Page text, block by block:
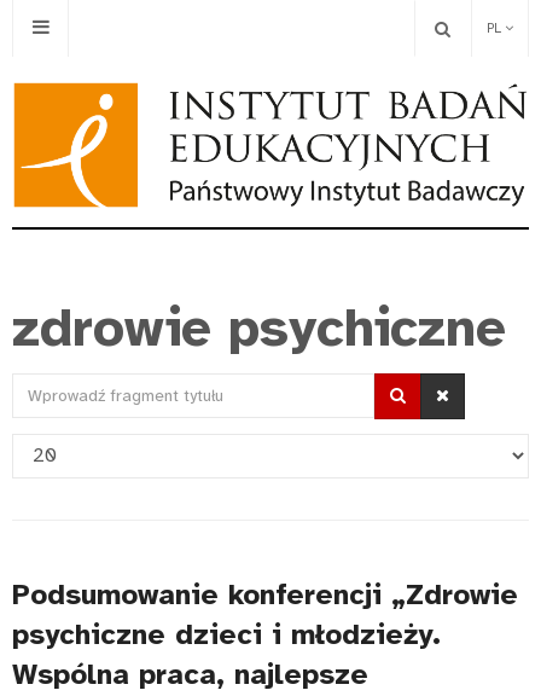
PL
zdrowie psychiczne
Wprowadź
tytułu
Pokaż
Podsumowanie konferencji „Zdrowie
psychiczne dzieci i młodzieży.
Wspólna praca, najlepsze